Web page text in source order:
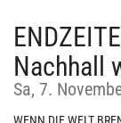
Nachhall
Sa, 7.
WENN DIE WELT